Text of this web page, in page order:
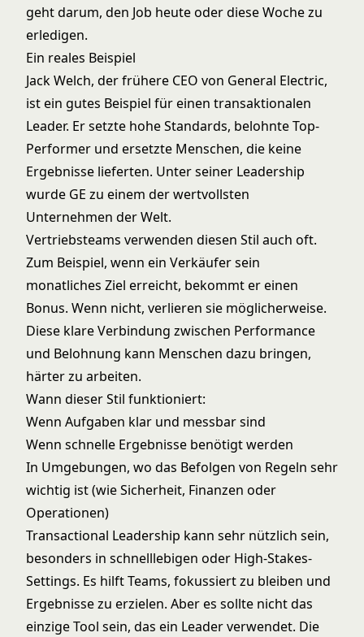
geht darum, den Job heute oder diese Woche zu
erledigen.
Ein reales Beispiel
Jack Welch, der frühere CEO von General Electric,
ist ein gutes Beispiel für einen transaktionalen
Leader. Er setzte hohe Standards, belohnte Top-
Performer und ersetzte Menschen, die keine
Ergebnisse lieferten. Unter seiner Leadership
wurde GE zu einem der wertvollsten
Unternehmen der Welt.
Vertriebsteams verwenden diesen Stil auch oft.
Zum Beispiel, wenn ein Verkäufer sein
monatliches Ziel erreicht, bekommt er einen
Bonus. Wenn nicht, verlieren sie möglicherweise.
Diese klare Verbindung zwischen Performance
und Belohnung kann Menschen dazu bringen,
härter zu arbeiten.
Wann dieser Stil funktioniert:
Wenn Aufgaben klar und messbar sind
Wenn schnelle Ergebnisse benötigt werden
In Umgebungen, wo das Befolgen von Regeln sehr
wichtig ist (wie Sicherheit, Finanzen oder
Operationen)
Transactional Leadership kann sehr nützlich sein,
besonders in schnelllebigen oder High-Stakes-
Settings. Es hilft Teams, fokussiert zu bleiben und
Ergebnisse zu erzielen. Aber es sollte nicht das
einzige Tool sein, das ein Leader verwendet. Die